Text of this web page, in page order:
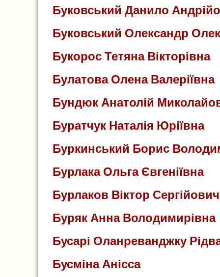
Буковський Данило
Буковський Олександр
Букорос Тетяна Вікторівна
Булатова Олена Валеріївна
Бундюк Анатолій
Буратчук Наталія Юріївна
Буркинський Борис
Бурлака Ольга Євгеніївна
Бурлаков Віктор Сергійович
Буряк Анна Володимирівна
Бусарі Оланреванджку
Бусміна Анісса